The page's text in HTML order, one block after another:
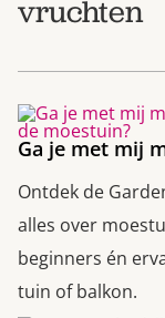
vruchten
Ga je met mij
Ontdek de
alles over
beginners én
tuin of balkon.